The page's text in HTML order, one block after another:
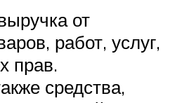
от
работ, услуг,
прав.
средства,